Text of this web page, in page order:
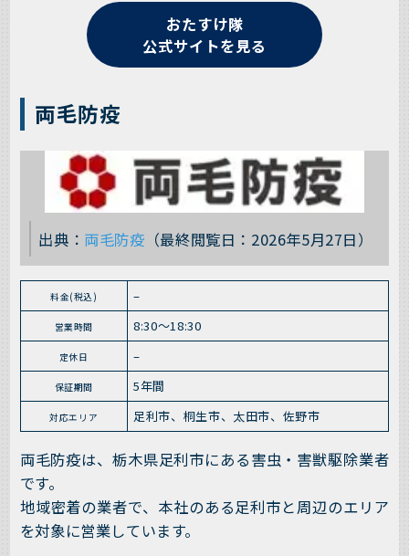
おたすけ隊
公式サイトを見る
両毛防疫
出典： 両毛防疫 （最終閲覧日：2026年5月27日）
料金(税込) –
営業時間 8:30～18:30
定休日 –
保証期間 5年間
対応エリア 足利市、桐生市、太田市、佐野市
両毛防疫は、栃木県足利市にある害虫・害獣駆除業者
です。
地域密着の業者で、本社のある足利市と周辺のエリア
を対象に営業しています。